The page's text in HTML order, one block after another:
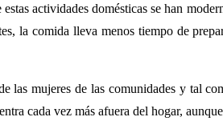
actividades domésticas se han
la comida lleva menos tiempo de
mujeres de las comunidades y tal
cada vez más afuera del hogar,